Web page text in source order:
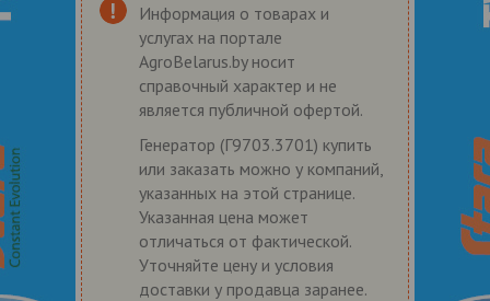
Информация о товарах и
услугах на портале
AgroBelarus.by носит
справочный характер и не
является публичной офертой.
Генератор (Г9703.3701) купить
или заказать можно у компаний,
указанных на этой странице.
Указанная цена может
отличаться от фактической.
Уточняйте цену и условия
доставки у продавца заранее.